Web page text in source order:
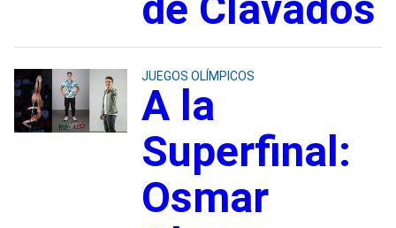
JUEGOS OLÍMPICOS
A la
Superfinal:
Osmar